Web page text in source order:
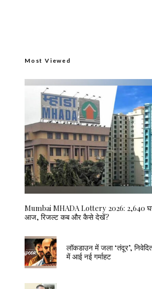
Most Viewed
Mumbai MHADA Lottery 2026: 2,640
आज, रिजल्ट कब और कैसे देखें?
लॉकडाउन में जला ‘तंदूर’,
में आई नई गर्माहट